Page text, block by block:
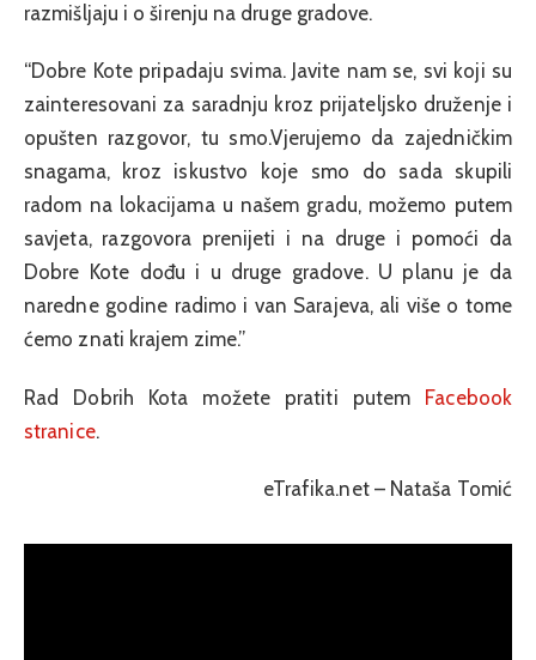
razmišljaju i o širenju na druge gradove.
“Dobre Kote pripadaju svima. Javite nam se, svi koji su
zainteresovani za saradnju kroz prijateljsko druženje i
opušten razgovor, tu smo.Vjerujemo da zajedničkim
snagama, kroz iskustvo koje smo do sada skupili
radom na lokacijama u našem gradu, možemo putem
savjeta, razgovora prenijeti i na druge i pomoći da
Dobre Kote dođu i u druge gradove. U planu je da
naredne godine radimo i van Sarajeva, ali više o tome
ćemo znati krajem zime.”
Rad Dobrih Kota možete pratiti putem Facebook
stranice.
eTrafika.net – Nataša Tomić